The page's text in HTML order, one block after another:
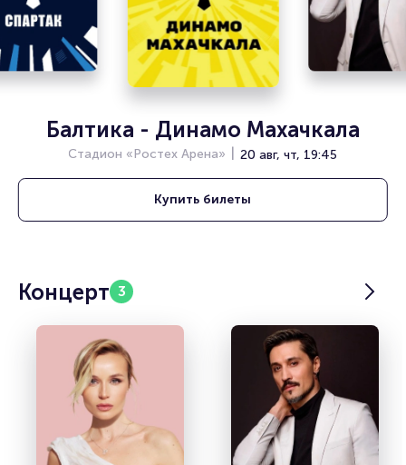
Балтика - Динамо Махачкала
Стадион «Ростех Арена» 20 авг, чт, 19:45
Купить билеты
Концерт 3